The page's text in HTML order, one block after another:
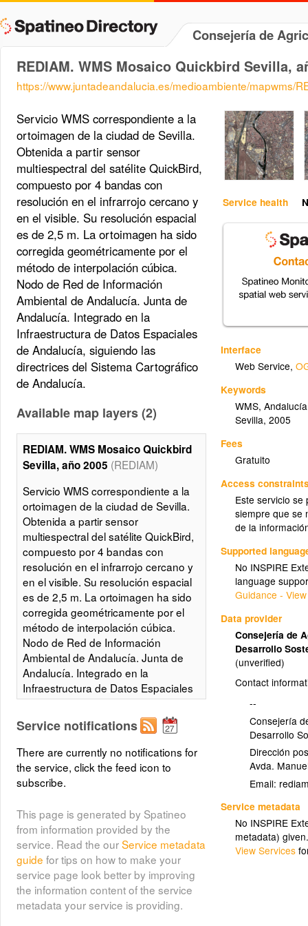
Consejería de
REDIAM. WMS Mosaico Quickbird Sevilla,
https://www.juntadeandalucia.es/medioambiente/mapwms/
Service health
Interface
Web Service,
Keywords
WMS,Andalucía
Sevilla,2005
Fees
Gratuito
Access
Este servicio
siempre que se
de la
Supported
No INSPIRE
language
Guidance -
Data provider
Consejería de
Desarrollo
(unverified)
Contact
--
Consejería
Desarrollo
Dirección
Avda.
Email:
Service metadata
No INSPIRE
metadata)
View Services
Servicio WMS correspondiente a la
ortoimagen de la ciudad de Sevilla.
Obtenida a partir sensor
multiespectral del satélite QuickBird,
compuesto por 4 bandas con
resolución en el infrarrojo cercano y
en el visible. Su resolución espacial
es de 2,5 m. La ortoimagen ha sido
corregida geométricamente por el
método de interpolación cúbica.
Nodo de Red de Información
Ambiental de Andalucía. Junta de
Andalucía. Integrado en la
Infraestructura de Datos Espaciales
de Andalucía, siguiendo las
directrices del Sistema Cartográfico
de Andalucía.
Available map layers (2)
REDIAM. WMS Mosaico Quickbird
Sevilla, año 2005 (REDIAM)
Servicio WMS correspondiente a la
ortoimagen de la ciudad de Sevilla.
Obtenida a partir sensor
multiespectral del satélite QuickBird,
compuesto por 4 bandas con
resolución en el infrarrojo cercano y
en el visible. Su resolución espacial
es de 2,5 m. La ortoimagen ha sido
corregida geométricamente por el
método de interpolación cúbica.
Nodo de Red de Información
Ambiental de Andalucía. Junta de
Andalucía. Integrado en la
Infraestructura de Datos Espaciales
de Andalucía, siguiendo las
directrices del Sistema Cartográfico
de Andalucía.
Mosaico Quickbird Sevilla, año
2005(orto_quickbird_sevilla_2005)
Ortoimagen QuickBird de Sevilla.
Resolución de 0,6 m: año 2005
Layer metadata (
xml
Service notifications
There are currently no notifications for
the service, click the feed icon to
subscribe.
This page is generated by Spatineo
from information provided by the
service. Read the ourService metadata
guide for tips on how to make your
service page look better by improving
the information content of the service
metadata your service is providing.